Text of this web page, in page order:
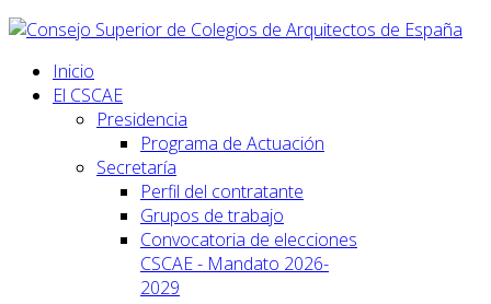
Inicio
El CSCAE
Presidencia
Programa de Actuación
Secretaría
Perfil del contratante
Grupos de trabajo
Convocatoria de elecciones
CSCAE - Mandato 2026-
2029